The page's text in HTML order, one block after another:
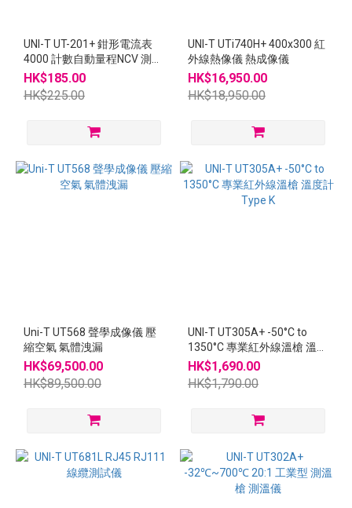
UNI-T UT-201+ 鉗形電流表
4000 計數自動量程NCV 測量
AC DC / 電阻 萬用錶 UT201
HK$185.00
HK$225.00
UNI-T UTi740H+ 400x300 紅
外線熱像儀 熱成像儀
HK$16,950.00
HK$18,950.00
Uni-T UT568 聲學成像儀 壓
縮空氣 氣體洩漏
HK$69,500.00
HK$89,500.00
UNI-T UT305A+ -50°C to
1350°C 專業紅外線溫槍 溫度
計 Type K
HK$1,690.00
HK$1,790.00